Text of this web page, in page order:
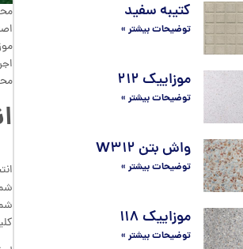
کتیبه سفید
توضیحات بیشتر »
موزاییک ۲۱۲
توضیحات بیشتر »
واش بتن W۳۱۲
توضیحات بیشتر »
موزاییک ۱۱۸
توضیحات بیشتر »